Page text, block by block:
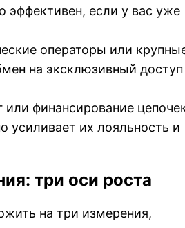
эффективен, если у вас уже
операторы или
на эксклюзивный доступ
финансирование
усиливает их лояльность и
три оси роста
на три измерения,